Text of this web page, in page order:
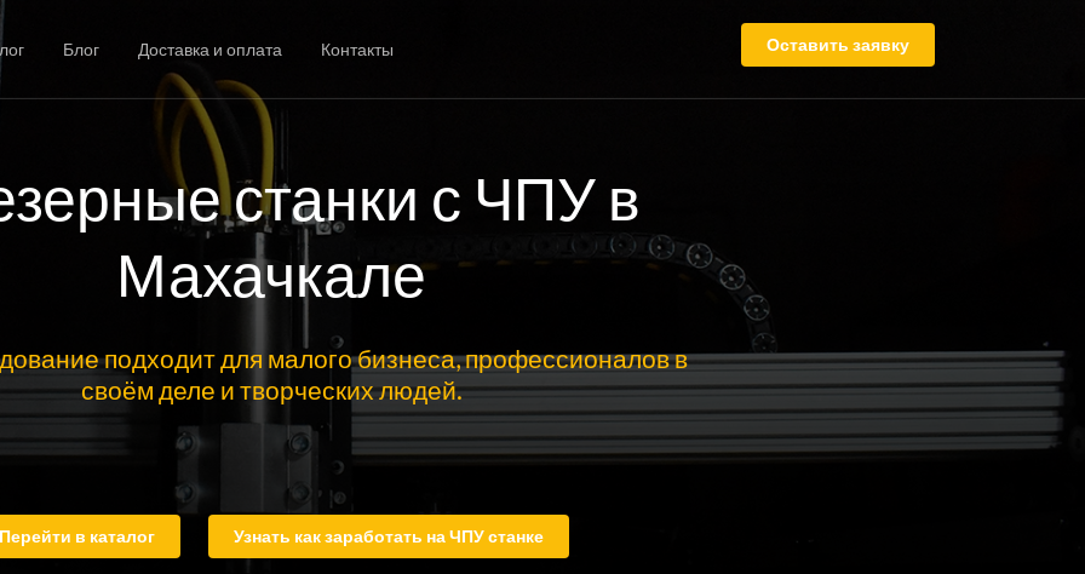
Блог Доставка и оплата Контакты Оставить заявку
станки с ЧПУ в
Махачкале
подходит для малого бизнеса, профессионалов в
своём деле и творческих людей.
Перейти в каталог Узнать как заработать на ЧПУ станке